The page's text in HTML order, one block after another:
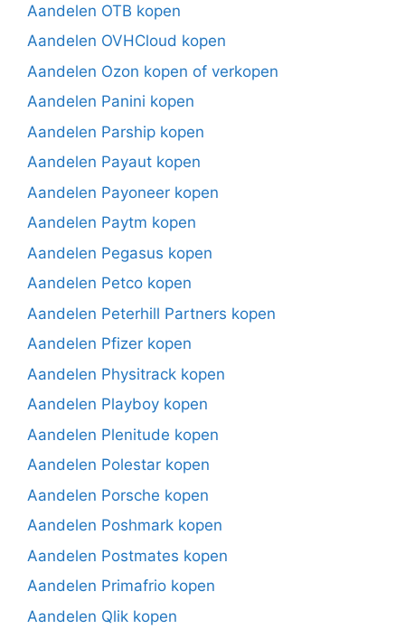
Aandelen OTB kopen
Aandelen OVHCloud kopen
Aandelen Ozon kopen of verkopen
Aandelen Panini kopen
Aandelen Parship kopen
Aandelen Payaut kopen
Aandelen Payoneer kopen
Aandelen Paytm kopen
Aandelen Pegasus kopen
Aandelen Petco kopen
Aandelen Peterhill Partners kopen
Aandelen Pfizer kopen
Aandelen Physitrack kopen
Aandelen Playboy kopen
Aandelen Plenitude kopen
Aandelen Polestar kopen
Aandelen Porsche kopen
Aandelen Poshmark kopen
Aandelen Postmates kopen
Aandelen Primafrio kopen
Aandelen Qlik kopen